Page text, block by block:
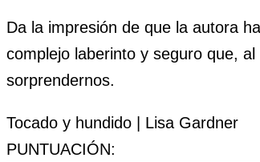
Da la impresión de que la autora
complejo laberinto y seguro que,
sorprendernos.
Tocado y hundido | Lisa Gardner
PUNTUACIÓN: